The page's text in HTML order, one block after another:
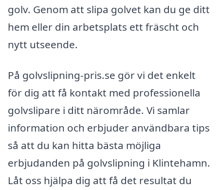
golv. Genom att slipa golvet kan du ge ditt
hem eller din arbetsplats ett fräscht och
nytt utseende.
På golvslipning-pris.se gör vi det enkelt
för dig att få kontakt med professionella
golvslipare i ditt närområde. Vi samlar
information och erbjuder användbara tips
så att du kan hitta bästa möjliga
erbjudanden på golvslipning i Klintehamn.
Låt oss hjälpa dig att få det resultat du